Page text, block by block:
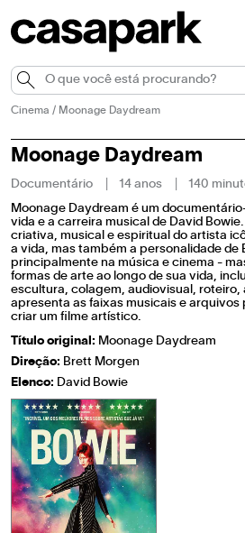
Cinema / Moonage Daydream
Moonage Daydream
Documentário 14 anos 140
Moonage Daydream é um
vida e a carreira musical de David
criativa, musical e espiritual do artista
a vida, mas também a personalidade de
principalmente na música e cinema -
formas de arte ao longo de sua vida,
escultura, colagem, audiovisual, roteiro,
apresenta as faixas musicais e arquivos
criar um filme artístico.
Título original: Moonage Daydream
Direção: Brett Morgen
Elenco: David Bowie